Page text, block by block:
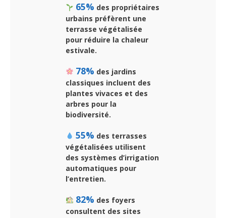
65% des propriétaires
urbains préfèrent une
terrasse végétalisée
pour réduire la chaleur
estivale.
78% des jardins
classiques incluent des
plantes vivaces et des
arbres pour la
biodiversité.
55% des terrasses
végétalisées utilisent
des systèmes d’irrigation
automatiques pour
l’entretien.
82% des foyers
consultent des sites